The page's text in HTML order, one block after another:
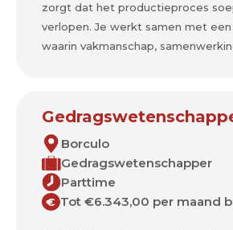
zorgt dat het productieproces
verlopen. Je werkt samen met
waarin vakmanschap,
Borculo
Gedragswetenschapper
Parttime
€ Tot €6.343,00 per maand